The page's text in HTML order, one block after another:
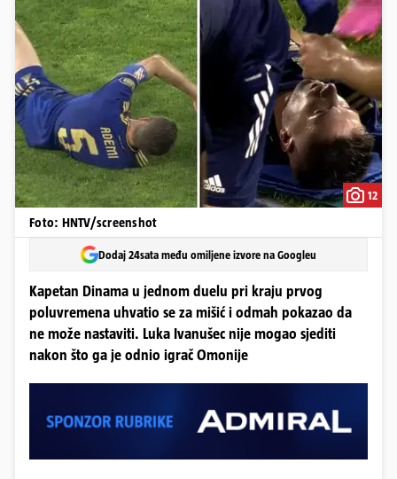
12
Foto: HNTV/screenshot
Dodaj 24sata među omiljene izvore na Googleu
Kapetan Dinama u jednom duelu pri kraju prvog
poluvremena uhvatio se za mišić i odmah pokazao da
ne može nastaviti. Luka Ivanušec nije mogao sjediti
nakon što ga je odnio igrač Omonije